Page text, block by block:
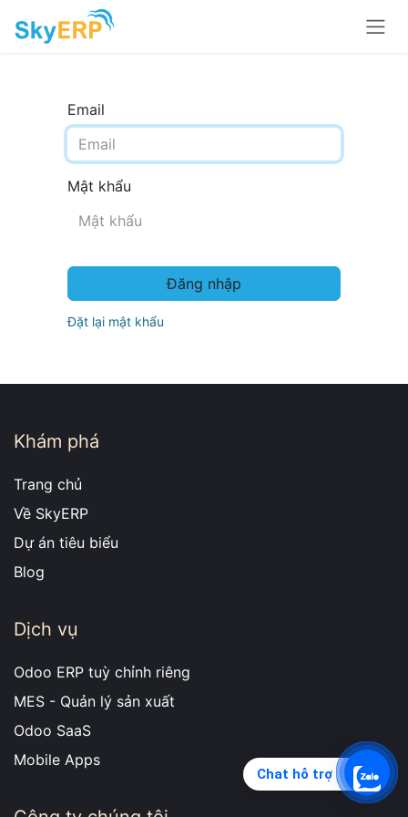
Skip to Content
Email
Mật khẩu
Đăng nhập
Đặt lại mật khẩu
Khám phá
Trang chủ
Về SkyERP
Dự án tiêu biểu
Blog
Dịch vụ
Odoo ERP tuỳ chỉnh riêng
MES - Quản lý sản xuất
Odoo SaaS
Mobile Apps
Chat hỗ trợ